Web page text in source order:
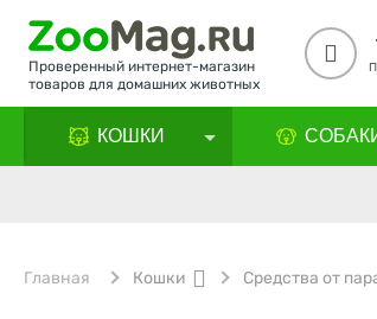
Проверенный интернет-магазин
товаров для домашних животных
КОШКИ
Главная Кошки Средства от